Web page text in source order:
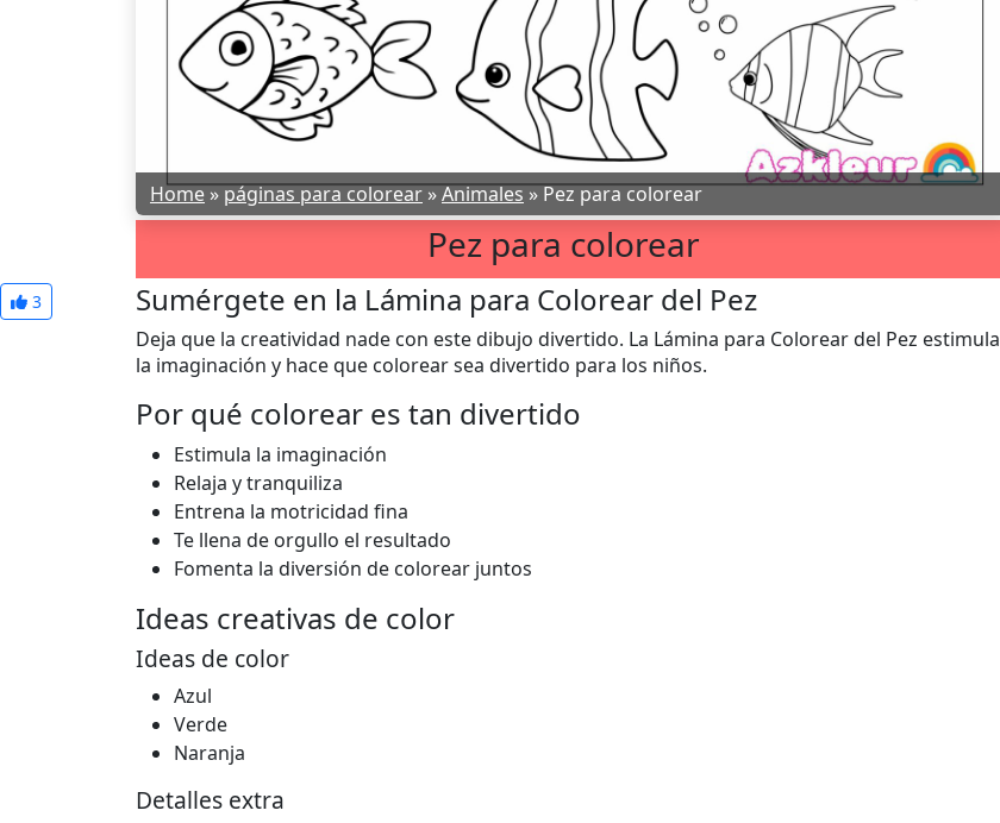
Home»páginas para colorear»Animales»Pez para colorear
Pez para colorear
3 Sumérgete en la Lámina para Colorear del Pez
Deja que la creatividad nade con este dibujo divertido. La Lámina para Colorear del Pez estimula
la imaginación y hace que colorear sea divertido para los niños.
Por qué colorear es tan divertido
Estimula la imaginación
Relaja y tranquiliza
Entrena la motricidad fina
Te llena de orgullo el resultado
Fomenta la diversión de colorear juntos
Ideas creativas de color
Ideas de color
Azul
Verde
Naranja
Detalles extra